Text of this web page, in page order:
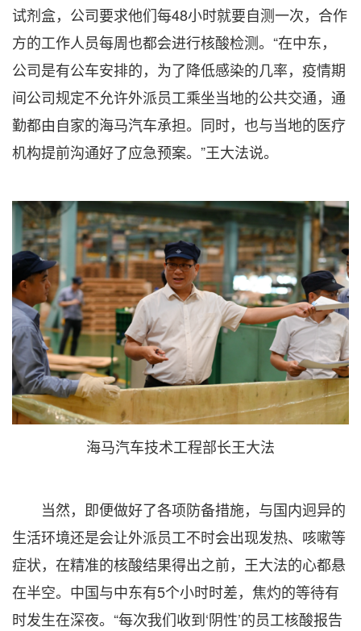
试剂盒，公司要求他们每48小时就要自测一次，合作
方的工作人员每周也都会进行核酸检测。“在中东，
公司是有公车安排的，为了降低感染的几率，疫情期
间公司规定不允许外派员工乘坐当地的公共交通，通
勤都由自家的海马汽车承担。同时，也与当地的医疗
机构提前沟通好了应急预案。”王大法说。
海马汽车技术工程部长王大法
当然，即便做好了各项防备措施，与国内迥异的
生活环境还是会让外派员工不时会出现发热、咳嗽等
症状，在精准的核酸结果得出之前，王大法的心都悬
在半空。中国与中东有5个小时时差，焦灼的等待有
时发生在深夜。“每次我们收到‘阴性’的员工核酸报告